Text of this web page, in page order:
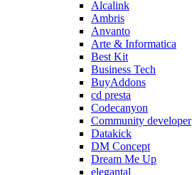
Alcalink
Ambris
Anvanto
Arte & Informatica
Best Kit
Business Tech
BuyAddons
cd presta
Codecanyon
Community developer
Datakick
DM Concept
Dream Me Up
elegantal